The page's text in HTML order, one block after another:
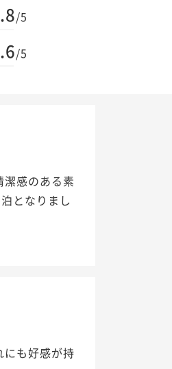
/5
/5
感のある素
となりまし
にも好感が持